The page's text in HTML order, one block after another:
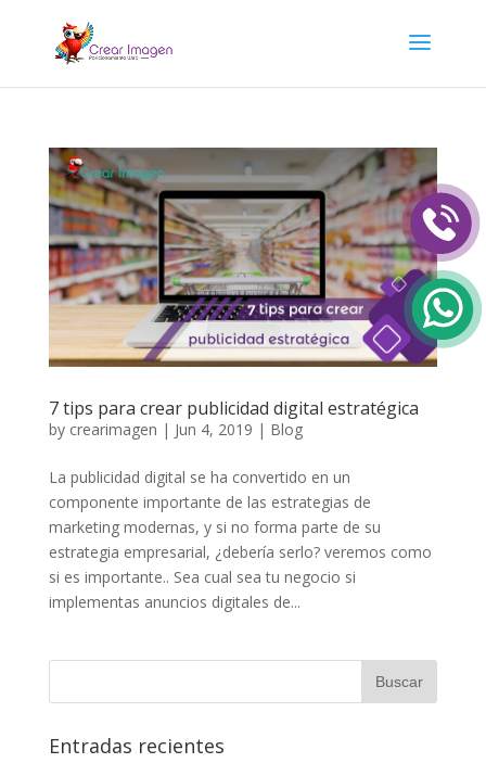
7 tips para crear publicidad digital estratégica
by crearimagen | Jun 4, 2019 | Blog
La publicidad digital se ha convertido en un
componente importante de las estrategias de
marketing modernas, y si no forma parte de su
estrategia empresarial, ¿debería serlo? veremos como
si es importante.. Sea cual sea tu negocio si
implementas anuncios digitales de...
Entradas recientes